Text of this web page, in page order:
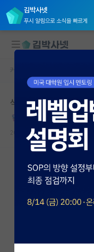
김박사넷
푸시 알림으로 소식을 빠르게
대학원생 모집
국내대학원 정보
연구실&오픈랩
커뮤니티
커뮤니티 홈
전체글보기
베스트 게시판
자유 게시판(아무개
커뮤니티 홈
석사입학예정생 분들!
명석한 니콜라 테슬라
2024.07.16 27 39923